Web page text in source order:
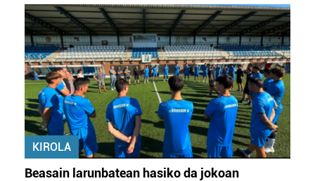
KIROLA
Beasain larunbatean hasiko da jokoan